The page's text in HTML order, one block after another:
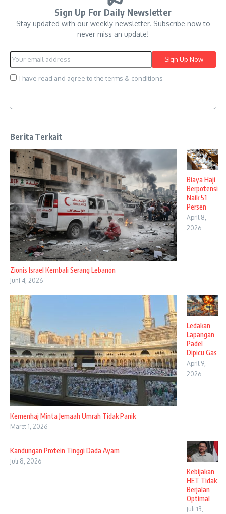
Sign Up For Daily Newsletter
Stay updated with our weekly newsletter. Subscribe now to
never miss an update!
I have read and agree to the terms & conditions
Berita Terkait
Zionis Israel Kembali Serang Lebanon
Juni 4, 2026
Biaya Haji
Berpotensi
Naik 51
Persen
April 8,
2026
Kemenhaj Minta Jemaah Umrah Tidak Panik
Maret 1, 2026
Ledakan
Lapangan
Padel
Dipicu Gas
April 9,
2026
Kandungan Protein Tinggi Dada Ayam
Juli 8, 2026
Kebijakan
HET Tidak
Berjalan
Optimal
Juli 13,